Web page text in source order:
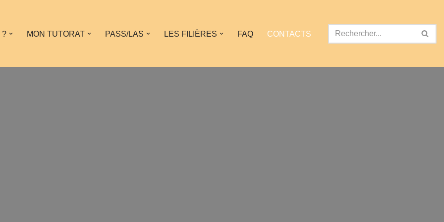
? MON TUTORAT PASS/LAS LES FILIÈRES FAQ CONTACTS